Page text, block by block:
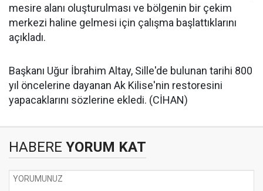
mesire alanı oluşturulması ve bölgenin bir çekim
merkezi haline gelmesi için çalışma başlattıklarını
açıkladı.
Başkanı Uğur İbrahim Altay, Sille'de bulunan tarihi 800
yıl öncelerine dayanan Ak Kilise'nin restoresini
yapacaklarını sözlerine ekledi. (CİHAN)
HABERE YORUM KAT